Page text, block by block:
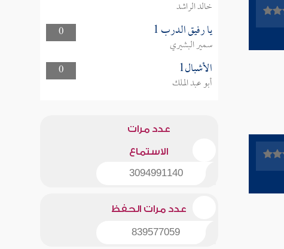
خالد الراشد
0
يا رفيق الدرب 1
سمير البشيري
0
الأشبال1
أبو عبد الملك
عدد مرات
الاستماع
3094991140
عدد مرات الحفظ
839577059